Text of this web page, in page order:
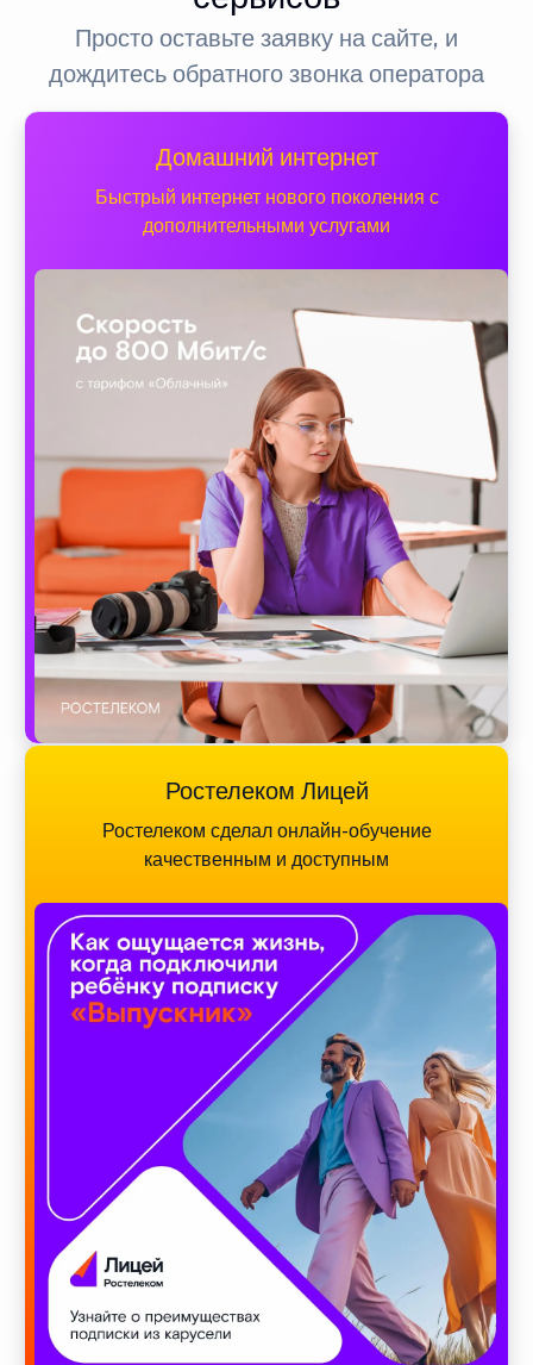
Просто оставьте заявку на сайте, и
дождитесь обратного звонка оператора
Домашний интернет
Быстрый интернет нового поколения с
дополнительными услугами
Ростелеком Лицей
Ростелеком сделал онлайн-обучение
качественным и доступным